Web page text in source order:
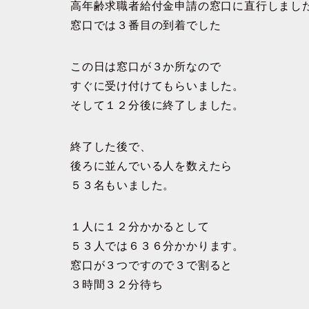
高年齢求職者給付金申請の窓口に直行しまし
窓口では３番目の到着でした
この日は窓口が３か所なので
すぐに受け付けてもらいました。
そして１２分後に終了しました。
終了した後で、
後ろに並んでいる人を数えたら
５３名もいました。
１人に１２分かかるとして
５３人では６３６分かかります。
窓口が３つですので３で割ると
３時間３２分待ち